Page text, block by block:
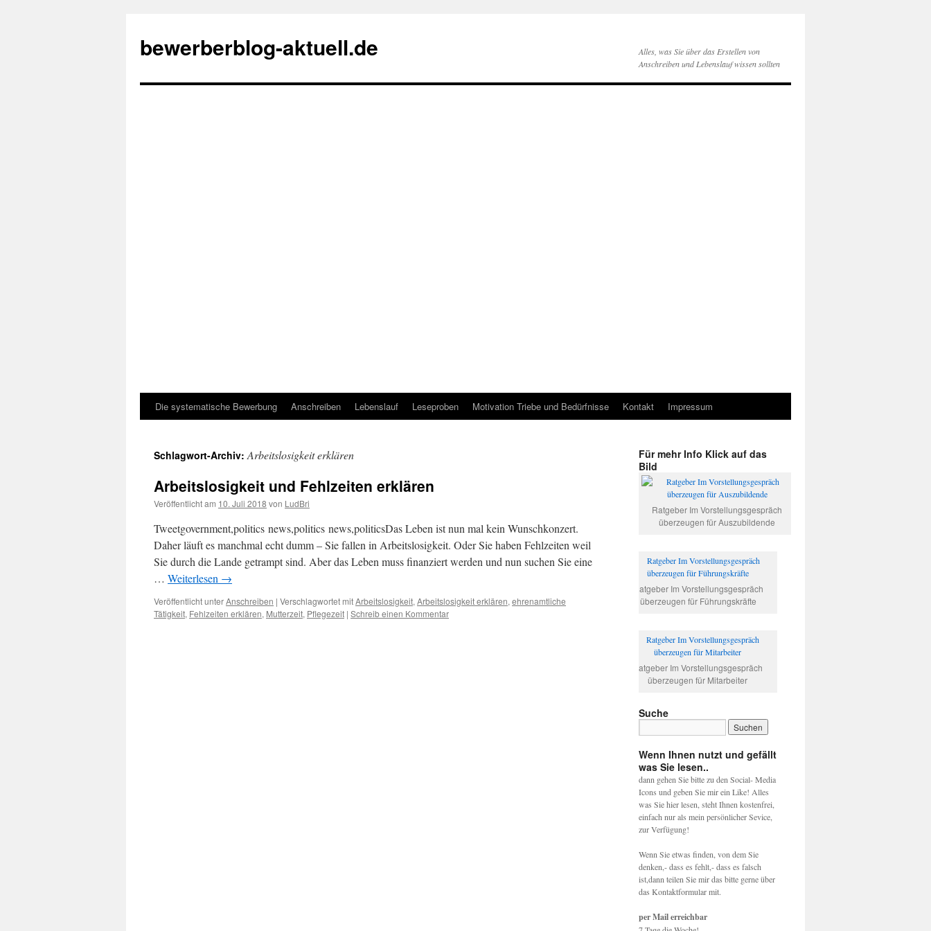
bewerberblog-aktuell.de
Alles, was Sie über das Erstellen von
Anschreiben und Lebenslauf wissen sollten
Die systematische Bewerbung Anschreiben Lebenslauf Leseproben Motivation Triebe und Bedürfnisse Kontakt Impressum
Schlagwort-Archiv:Arbeitslosigkeit erklären
Arbeitslosigkeit und Fehlzeiten erklären
Veröffentlicht am 10. Juli 2018 von LudBri
Tweetgovernment,politics news,politics news,politicsDas Leben ist nun mal kein Wunschkonzert.
Daher läuft es manchmal echt dumm – Sie fallen in Arbeitslosigkeit. Oder Sie haben Fehlzeiten weil
Sie durch die Lande getrampt sind. Aber das Leben muss finanziert werden und nun suchen Sie eine
… Weiterlesen →
Veröffentlicht unterAnschreiben | Verschlagwortet mitArbeitslosigkeit, Arbeitslosigkeit erklären, ehrenamtliche
Tätigkeit, Fehlzeiten erklären, Mutterzeit, Pflegezeit | Schreib einen Kommentar
Für mehr Info Klick auf das
Bild
Ratgeber Im Vorstellungsgespräch
überzeugen für Auszubildende
Ratgeber Im Vorstellungsgespräch
überzeugen für Führungskräfte
Ratgeber Im Vorstellungsgespräch
überzeugen für Mitarbeiter
Suche
Wenn Ihnen nutzt und gefällt
was Sie lesen..
dann gehen Sie bitte zu den Social- Media
Icons und geben Sie mir ein Like! Alles
was Sie hier lesen, steht Ihnen kostenfrei,
einfach nur als mein persönlicher Sevice,
zur Verfügung!
Wenn Sie etwas finden, von dem Sie
denken,- dass es fehlt,- dass es falsch
ist,dann teilen Sie mir das bitte gerne über
das Kontaktformular mit.
per Mail erreichbar